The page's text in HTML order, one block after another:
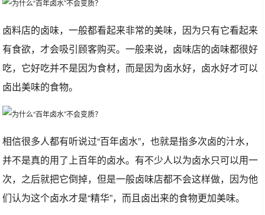
卤料店的卤味，一般都看起来非常的美味，因为只有它看起来
有食欲，才会吸引顾客购买。一般来说，卤味店的卤味都很好
吃，它好吃并不是因为食材，而是因为卤水好，卤水好才可以
卤出美味的食物。
相信很多人都有听说过“百年卤水”，也就是指多次卤的汁水，
并不是真的用了上百年的卤水。有不少人以为卤水只可以用一
次，之后就把它倒掉，但是一般卤味店都不会这样做，因为他
们认为这个卤水才是“精华”，而且卤出来的食物更加美味。